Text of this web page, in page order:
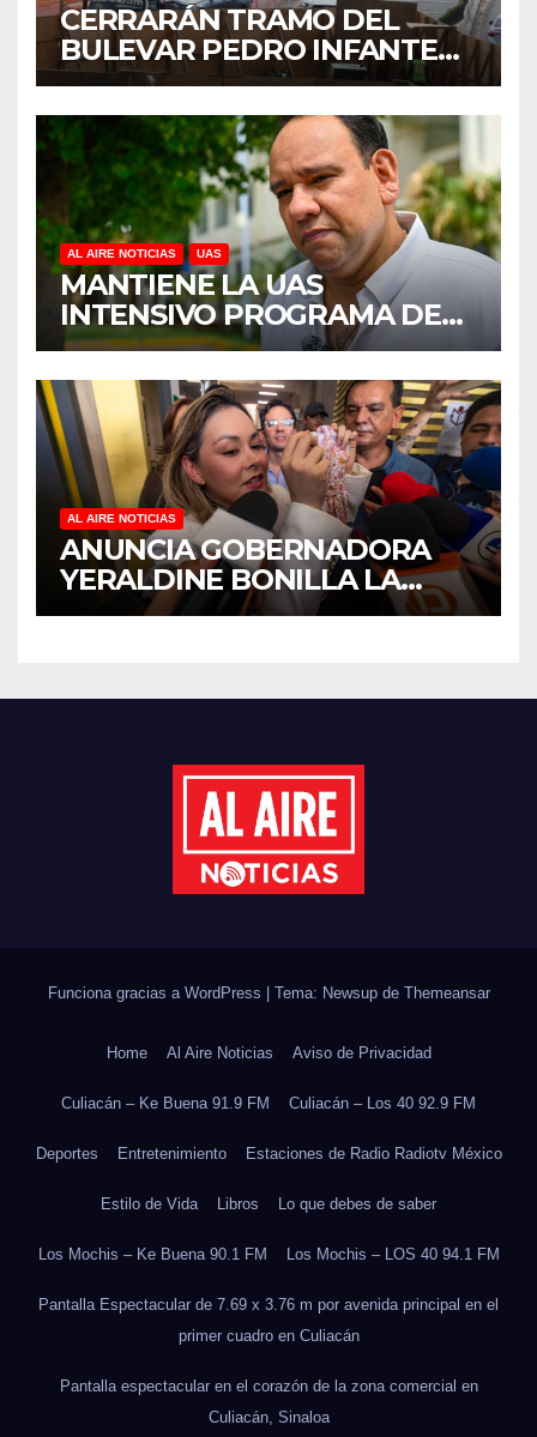
CERRARÁN TRAMO DEL
BULEVAR PEDRO INFANTE
PARA ACELERAR OBRAS
ANTES DEL REGRESO A
CLASES
AL AIRE NOTICIAS UAS
MANTIENE LA UAS
INTENSIVO PROGRAMA DE
MANTENIMIENTO Y
REHABILITACIÓN EN SUS
PLANTELES ANTE EL INICIO
DEL CICLO ESCOLAR 2026-
2027
AL AIRE NOTICIAS
ANUNCIA GOBERNADORA
YERALDINE BONILLA LA
REAPERTURA DEL
LA ECONOMÍA FAMILIAR EN
Funciona gracias a WordPress Tema: Newsup de Themeansar
Home Al Aire Noticias Aviso de Privacidad
Culiacán – Ke Buena 91.9 FM Culiacán – Los 40 92.9 FM
Deportes Entretenimiento Estaciones de Radio Radiotv México
Estilo de Vida Libros Lo que debes de saber
Los Mochis – Ke Buena 90.1 FM Los Mochis – LOS 40 94.1 FM
Pantalla Espectacular de 7.69 x 3.76 m por avenida principal en el
primer cuadro en Culiacán
Pantalla espectacular en el corazón de la zona comercial en
Culiacán, Sinaloa